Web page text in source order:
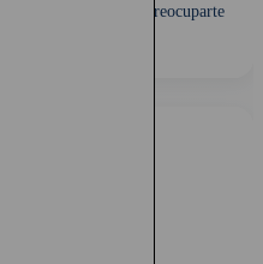
atención posible sin preocuparte